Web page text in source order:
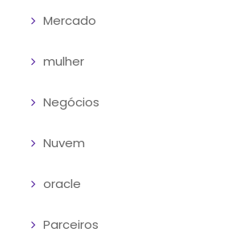
Mercado
mulher
Negócios
Nuvem
oracle
Parceiros